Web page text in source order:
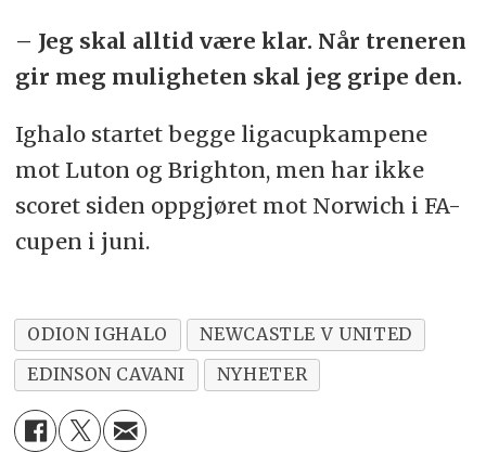
– Jeg skal alltid være klar. Når treneren
gir meg muligheten skal jeg gripe den.
Ighalo startet begge ligacupkampene
mot Luton og Brighton, men har ikke
scoret siden oppgjøret mot Norwich i FA-
cupen i juni.
ODION IGHALO
NEWCASTLE V UNITED
EDINSON CAVANI
NYHETER